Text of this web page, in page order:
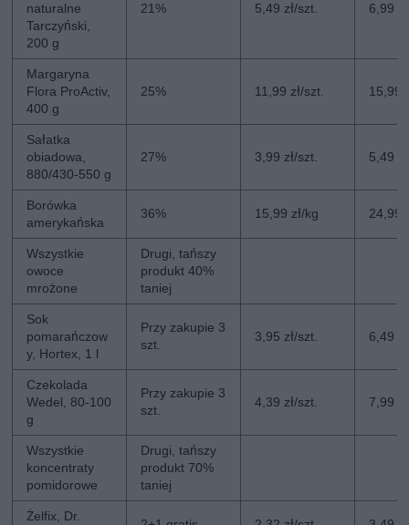
naturalne
Tarczyński,
200 g
21% 5,49 zł/szt. 6,99
Margaryna
Flora ProActiv,
400 g
25% 11,99 zł/szt. 15,99
Sałatka
obiadowa,
880/430-550 g
27% 3,99 zł/szt. 5,49
Borówka
amerykańska
36% 15,99 zł/kg 24,99
Wszystkie
owoce
mrożone
Drugi, tańszy
produkt 40%
taniej
Sok
pomarańczow
y, Hortex, 1 l
Przy zakupie 3
szt.
3,95 zł/szt. 6,49
Czekolada
Wedel, 80-100
g
Przy zakupie 3
szt.
4,39 zł/szt. 7,99
Wszystkie
koncentraty
pomidorowe
Drugi, tańszy
produkt 70%
taniej
Żelfix, Dr.